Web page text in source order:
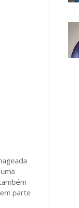
parte